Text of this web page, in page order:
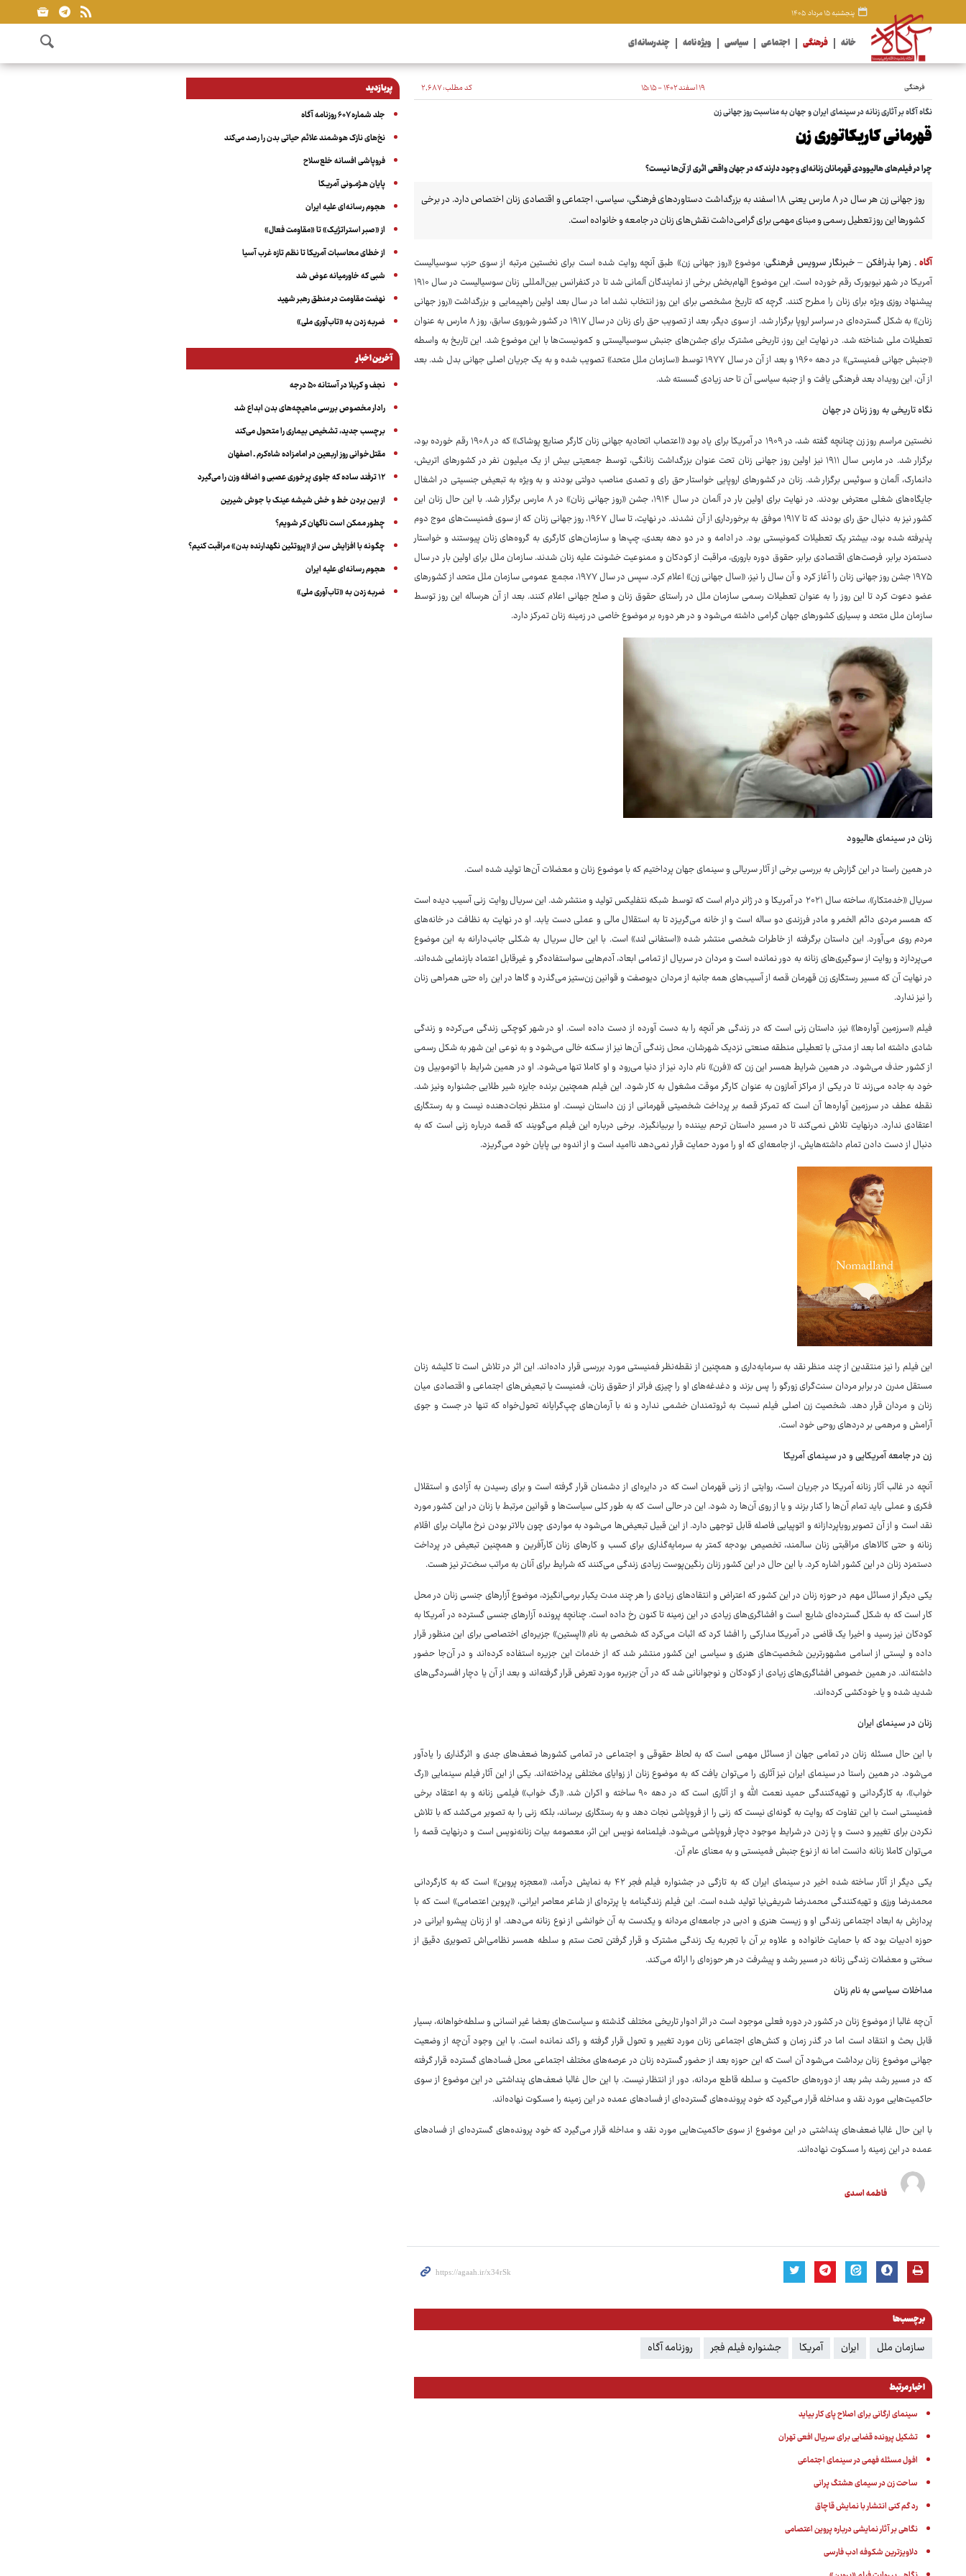
پنجشنبه ۱۵ مرداد ۱۴۰۵
خانه فرهنگی اجتماعی سیاسی ویژه نامه چندرسانه ای
فرهنگی ۱۹ اسفند ۱۴۰۲ - ۱۵:۱۵ کد مطلب:۲٬۶۸۷
نگاه آگاه بر آثاری زنانه در سینمای ایران و جهان به مناسبت روز جهانی زن
قهرمانی کاریکاتوری زن
چرا در فیلم‌های هالیوودی قهرمانان زنانه‌ای وجود دارند که در جهان واقعی اثری از آن‌ها نیست؟
روز جهانی زن هر سال در ۸ مارس یعنی ۱۸ اسفند به بزرگداشت دستاوردهای فرهنگی، سیاسی، اجتماعی و اقتصادی زنان اختصاص دارد. در برخی
کشورها این روز تعطیل رسمی و مبنای مهمی برای گرامی‌داشت نقش‌های زنان در جامعه و خانواده است.
آگاهـ زهرا بذرافکن – خبرنگار سرویس فرهنگی: موضوع «روز جهانی زن» طبق آنچه روایت شده است برای نخستین مرتبه از سوی حزب سوسیالیست
آمریکا در شهر نیویورک رقم خورده است. این موضوع الهام‌بخش برخی از نمایندگان آلمانی شد تا در کنفرانس بین‌المللی زنان سوسیالیست در سال ۱۹۱۰
پیشنهاد روزی ویژه برای زنان را مطرح کنند. گرچه که تاریخ مشخصی برای این روز انتخاب نشد اما در سال بعد اولین راهپیمایی و بزرگداشت «روز جهانی
زنان» به شکل گسترده‌ای در سراسر اروپا برگزار شد. از سوی دیگر، بعد از تصویب حق رای زنان در سال ۱۹۱۷ در کشور شوروی سابق، روز ۸ مارس به عنوان
تعطیلات ملی شناخته شد. در نهایت این روز، تاریخی مشترک برای جشن‌های جنبش سوسیالیستی و کمونیست‌ها با این موضوع شد. این تاریخ به واسطه
«جنبش جهانی فمنیستی» در دهه ۱۹۶۰ و بعد از آن در سال ۱۹۷۷ توسط «سازمان ملل متحد» تصویب شده و به یک جریان اصلی جهانی بدل شد. بعد
از آن، این رویداد بعد فرهنگی یافت و از جنبه سیاسی آن تا حد زیادی گسسته شد.
نگاه تاریخی به روز زنان در جهان
نخستین مراسم روز زن چنانچه گفته شد، در ۱۹۰۹ در آمریکا برای یاد بود «اعتصاب اتحادیه جهانی زنان کارگر صنایع پوشاک» که در ۱۹۰۸ رقم خورده بود،
برگزار شد. در مارس سال ۱۹۱۱ نیز اولین روز جهانی زنان تحت عنوان بزرگداشت زنانگی، توسط جمعیتی بیش از یک میلیون نفر در کشورهای اتریش،
دانمارک، آلمان و سوئیس برگزار شد. زنان در کشورهای اروپایی خواستار حق رای و تصدی مناصب دولتی بودند و به ویژه به تبعیض جنسیتی در اشغال
جایگاه‌های شغلی معترض بودند. در نهایت برای اولین بار در آلمان در سال ۱۹۱۴، جشن «روز جهانی زنان» در ۸ مارس برگزار شد. با این حال زنان این
کشور نیز به دنبال حق رای بودند که تا ۱۹۱۷ موفق به برخورداری از آن نشدند. در نهایت، تا سال ۱۹۶۷، روز جهانی زنان که از سوی فمنیست‌های موج دوم
پذیرفته شده بود، بیشتر یک تعطیلات کمونیستی بود. در ادامه و در دو دهه بعدی، چپ‌ها و سازمان‌های کارگری به گروه‌های زنان پیوستند و خواستار
دستمزد برابر، فرصت‌های اقتصادی برابر، حقوق دوره باروری، مراقبت از کودکان و ممنوعیت خشونت علیه زنان شدند. سازمان ملل برای اولین بار در سال
۱۹۷۵ جشن روز جهانی زنان را آغاز کرد و آن سال را نیز، «سال جهانی زن» اعلام کرد. سپس در سال ۱۹۷۷، مجمع عمومی سازمان ملل متحد از کشورهای
عضو دعوت کرد تا این روز را به عنوان تعطیلات رسمی سازمان ملل در راستای حقوق زنان و صلح جهانی اعلام کنند. بعد از آن هرساله این روز توسط
سازمان ملل متحد و بسیاری کشورهای جهان گرامی داشته می‌شود و در هر دوره بر موضوع خاصی در زمینه زنان تمرکز دارد.
زنان در سینمای هالیوود
در همین راستا در این گزارش به بررسی برخی از آثار سریالی و سینمای جهان پرداختیم که با موضوع زنان و معضلات آن‌ها تولید شده است.
سریال «خدمتکار»، ساخته سال ۲۰۲۱ در آمریکا و در ژانر درام است که توسط شبکه نتفلیکس تولید و منتشر شد. این سریال روایت زنی آسیب دیده است
که همسر مردی دائم الخمر و مادر فرزندی دو ساله است و از خانه می‌گریزد تا به استقلال مالی و عملی دست یابد. او در نهایت به نظافت در خانه‌های
مردم روی می‌آورد. این داستان برگرفته از خاطرات شخصی منتشر شده «استفانی لند» است. با این حال سریال به شکلی جانب‌دارانه به این موضوع
می‌پردازد و روایت از سوگیری‌های زنانه به دور نمانده است و مردان در سریال از تمامی ابعاد، آدم‌هایی سواستفاده‌گر و غیرقابل اعتماد بازنمایی شده‌اند.
در نهایت آن که مسیر رستگاری زن قهرمان قصه از آسیب‌های همه جانبه از مردان دیوصفت و قوانین زن‌ستیز می‌گذرد و گاها در این راه حتی همراهی زنان
را نیز ندارد.
فیلم «سرزمین آواره‌ها» نیز، داستان زنی است که در زندگی هر آنچه را به دست آورده از دست داده است. او در شهر کوچکی زندگی می‌کرده و زندگی
شادی داشته اما بعد از مدتی با تعطیلی منطقه صنعتی نزدیک شهرشان، محل زندگی آن‌ها نیز از سکنه خالی می‌شود و به نوعی این شهر به شکل رسمی
از کشور حذف می‌شود. در همین شرایط همسر این زن که «فرن» نام دارد نیز از دنیا می‌رود و او کاملا تنها می‌شود. او در همین شرایط با اتوموبیل ون
خود به جاده می‌زند تا در یکی از مراکز آمازون به عنوان کارگر موقت مشغول به کار شود. این فیلم همچنین برنده جایزه شیر طلایی جشنواره ونیز شد.
نقطه عطف در سرزمین آواره‌ها آن است که تمرکز قصه بر پرداخت شخصیتی قهرمانی از زن داستان نیست. او منتظر نجات‌دهنده نیست و به رستگاری
اعتقادی ندارد. درنهایت تلاش نمی‌کند تا در مسیر داستان ترحم بیننده را بربیانگیزد. برخی درباره این فیلم می‌گویند که قصه درباره زنی است که به
دنبال از دست دادن تمام داشته‌هایش، از جامعه‌ای که او را مورد حمایت قرار نمی‌دهد ناامید است و از اندوه بی پایان خود می‌گریزد.
این فیلم را نیز منتقدین از چند منظر نقد به سرمایه‌داری و همچنین از نقطه‌نظر فمنیستی مورد بررسی قرار داده‌اند. این اثر در تلاش است تا کلیشه زنان
مستقل مدرن در برابر مردان سنت‌گرای زورگو را پس بزند و دغدغه‌های او را چیزی فراتر از حقوق زنان، فمنیست یا تبعیض‌های اجتماعی و اقتصادی میان
زنان و مردان قرار دهد. شخصیت زن اصلی فیلم نسبت به ثروتمندان خشمی ندارد و نه با آرمان‌های چپ‌گرایانه تحول‌خواه که تنها در جست و جوی
آرامش و مرهمی بر دردهای روحی خود است.
زن در جامعه آمریکایی و در سینمای آمریکا
آنچه در غالب آثار زنانه آمریکا در جریان است، روایتی از زنی قهرمان است که در دایره‌ای از دشمنان قرار گرفته است و برای رسیدن به آزادی و استقلال
فکری و عملی باید تمام آن‌ها را کنار بزند و یا از روی آن‌ها رد شود. این در حالی است که به طور کلی سیاست‌ها و قوانین مرتبط با زنان در این کشور مورد
نقد است و از آن تصویر رویاپردازانه و اتوپیایی فاصله قابل توجهی دارد. از این قبیل تبعیض‌ها می‌شود به مواردی چون بالاتر بودن نرخ مالیات برای اقلام
زنانه و حتی کالاهای مراقبتی زنان سالمند، تخصیص بودجه کمتر به سرمایه‌گذاری برای کسب و کارهای زنان کارآفرین و همچنین تبعیض در پرداخت
دستمزد زنان در این کشور اشاره کرد. با این حال در این کشور زنان رنگین‌پوست زیادی زندگی می‌کنند که شرایط برای آنان به مراتب سخت‌تر نیز هست.
یکی دیگر از مسائل مهم در حوزه زنان در این کشور که اعتراض و انتقادهای زیادی را هر چند مدت یکبار برمی‌انگیزد، موضوع آزارهای جنسی زنان در محل
کار است که به شکل گسترده‌ای شایع است و افشاگری‌های زیادی در این زمینه تا کنون رخ داده است. چنانچه پرونده آزارهای جنسی گسترده در آمریکا به
کودکان نیز رسید و اخیرا یک قاضی در آمریکا مدارکی را افشا کرد که اثبات می‌کرد که شخصی به نام «اپستین» جزیره‌ای اختصاصی برای این منظور قرار
داده و لیستی از اسامی مشهورترین شخصیت‌های هنری و سیاسی این کشور منتشر شد که از خدمات این جزیره استفاده کرده‌اند و در آن‌جا حضور
داشته‌اند. در همین خصوص افشاگری‌های زیادی از کودکان و نوجوانانی شد که در آن جزیره مورد تعرض قرار گرفته‌اند و بعد از آن یا دچار افسردگی‌های
شدید شده و یا خودکشی کرده‌اند.
زنان در سینمای ایران
با این حال مسئله زنان در تمامی جهان از مسائل مهمی است که به لحاظ حقوقی و اجتماعی در تمامی کشورها ضعف‌های جدی و اثرگذاری را یادآور
می‌شود. در همین راستا در سینمای ایران نیز آثاری را می‌توان یافت که به موضوع زنان از زوایای مختلفی پرداخته‌اند. یکی از این آثار فیلم سینمایی «رگ
خواب»، به کارگردانی و تهیه‌کنندگی حمید نعمت الله و از آثاری است که در دهه ۹۰ ساخته و اکران شد. «رگ خواب» فیلمی زنانه و به اعتقاد برخی
فمنیستی است با این تفاوت که روایت به گونه‌ای نیست که زنی را از فروپاشی نجات دهد و به رستگاری برساند، بلکه زنی را به تصویر می‌کشد که با تلاش
نکردن برای تغییر و دست و پا زدن در شرایط موجود دچار فروپاشی می‌شود. فیلمنامه نویس این اثر، معصومه بیات زنانه‌نویس است و درنهایت قصه را
می‌توان کاملا زنانه دانست اما نه از نوع جنبش فمینستی و به معنای عام آن.
یکی دیگر از آثار ساخته شده اخیر در سینمای ایران که به تازگی در جشنواره فیلم فجر ۴۲ به نمایش درآمد، «معجزه پروین» است که به کارگردانی
محمدرضا ورزی و تهیه‌کنندگی محمدرضا شریفی‌نیا تولید شده است. این فیلم زندگینامه یا پرتره‌ای از شاعر معاصر ایرانی، «پروین اعتصامی» است که با
پردازش به ابعاد اجتماعی زندگی او و زیست هنری و ادبی در جامعه‌ای مردانه و یکدست ‌به آن خوانشی از نوع زنانه می‌دهد. او از زنان پیشرو ایرانی در
حوزه ادبیات بود که با حمایت خانواده و علاوه بر آن با تجربه یک زندگی مشترک و قرار گرفتن تحت ستم و سلطه همسر نظامی‌اش تصویری دقیق از
سختی و معضلات زندگی زنانه در مسیر رشد و پیشرفت در هر حوزه‌ای را ارائه می‌کند.
مداخلات سیاسی به نام زنان
آن‌چه غالبا از موضوع زنان در کشور در دوره فعلی موجود است در اثر ادوار تاریخی مختلف گذشته و سیاست‌های بعضا غیر انسانی و سلطه‌خواهانه، بسیار
قابل بحث و انتقاد است اما در گذر زمان و کنش‌های اجتماعی زنان مورد تغییر و تحول قرار گرفته و راکد نمانده است. با این وجود آن‌چه از وضعیت
جهانی موضوع زنان برداشت می‌شود آن است که این حوزه بعد از حضور گسترده زنان در عرصه‌های مختلف اجتماعی محل فسادهای گسترده قرار گرفته
که در مسیر رشد بشر بعد از دوره‌های حاکمیت و سلطه قاطع مردانه، دور از انتظار نیست. با این حال غالبا ضعف‌های پنداشتی در این موضوع از سوی
حاکمیت‌هایی مورد نقد و مداخله قرار می‌گیرد که خود پرونده‌های گسترده‌ای از فسادهای عمده در این زمینه را مسکوت نهاده‌اند.
با این حال غالبا ضعف‌های پنداشتی در این موضوع از سوی حاکمیت‌هایی مورد نقد و مداخله قرار می‌گیرد که خود پرونده‌های گسترده‌ای از فسادهای
عمده در این زمینه را مسکوت نهاده‌اند.
فاطمه اسدی
برچسب‌ها
سازمان ملل ایران آمریکا جشنواره فیلم فجر روزنامه آگاه
اخبار مرتبط
سینمای ارگانی برای اصلاح پای کار بیاید
تشکیل پرونده قضایی برای سریال افعی تهران
افول مسئله فهمی در سینمای اجتماعی
ساحت زن در سیمای هشتگ پرانی
رد گم کنی انتشار با نمایش قاچاق
نگاهی بر آثار نمایشی درباره پروین اعتصامی
دلاویزترین شکوفه ادب فارسی
پربازدید
جلد شماره ۶۰۷ روزنامه آگاه
نخ‌های نازک هوشمند علائم حیاتی بدن را رصد می‌کند
فروپاشی افسانه خلع‌سلاح
پایان هـژمـونی آمریـکا
هجوم رسانه‌ای علیه ایران
از «صبر استراتژیک» تا «مقاومت فعال»
از خطای محاسبات آمریکا تا نظم تازه غرب آسیا
شبی که خاورمیانه عوض شد
نهضت مقاومت در منطق رهبر شهید
ضربه زدن به «تاب‌آوری ملی»
آخرین اخبار
نجف و کربلا در آستانه ۵۰ درجه
رادار مخصوص بررسی ماهیچه‌های بدن ابداع شد
برچسب جدید، تشخیص بیماری را متحول می‌کند
مقتل‌خوانی روز اربعین در امامزاده شاه‌کرم ـ اصفهان
۱۲ ترفند ساده که جلوی پرخوری عصبی و اضافه ‌وزن را می‌گیرد
از بین بردن خط و خش شیشه عینک با جوش شیرین
چطور ممکن است ناگهان کر شویم؟
چگونه با افزایش سن از «پروتئین نگهدارنده بدن» مراقبت کنیم؟
هجوم رسانه‌ای علیه ایران
ضربه زدن به «تاب‌آوری ملی»